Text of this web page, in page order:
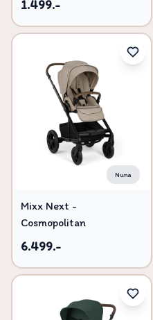
1.499.-
Nuna
Mixx Next -
Cosmopolitan
6.499.-